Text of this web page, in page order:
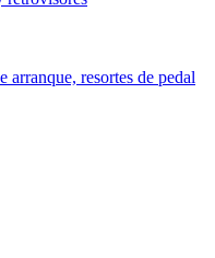
arranque, resortes de pedal